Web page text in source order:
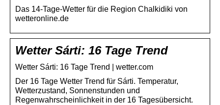
Das 14-Tage-Wetter für die Region Chalkidiki von
wetteronline.de
Wetter Sárti: 16 Tage Trend
Wetter Sárti: 16 Tage Trend | wetter.com
Der 16 Tage Wetter Trend für Sárti. Temperatur,
Wetterzustand, Sonnenstunden und
Regenwahrscheinlichkeit in der 16 Tagesübersicht.